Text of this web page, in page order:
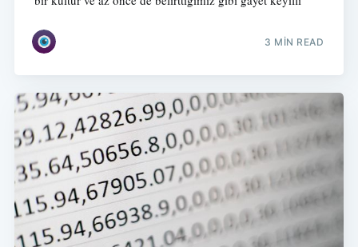
3 MIN READ